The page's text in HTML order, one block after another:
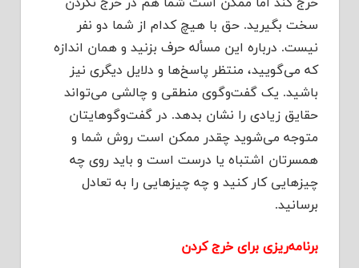
سخت بگیرید. حق با هیچ کدام از شما دو نفر
نیست. درباره این مسأله حرف بزنید و همان اندازه
که می‌گویید، منتظر پاسخ‌ها و دلایل دیگری نیز
باشید. یک گفت‌و‌گوی منطقی و چالشی می‌تواند
حقایق زیادی را نشان بدهد. در گفت‌و‌گوهایتان
متوجه می‌شوید چقدر ممکن است روش شما و
همسرتان اشتباه یا درست است و باید روی چه
چیزهایی کار کنید و چه چیزهایی را به تعادل
برسانید.
برنامه‌ریزی برای خرج‌ کردن